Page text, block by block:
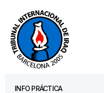
INFO PRÁCTICA